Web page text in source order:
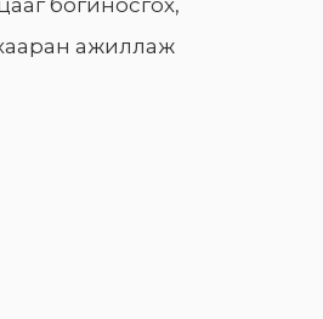
богиносгох,
ажиллаж